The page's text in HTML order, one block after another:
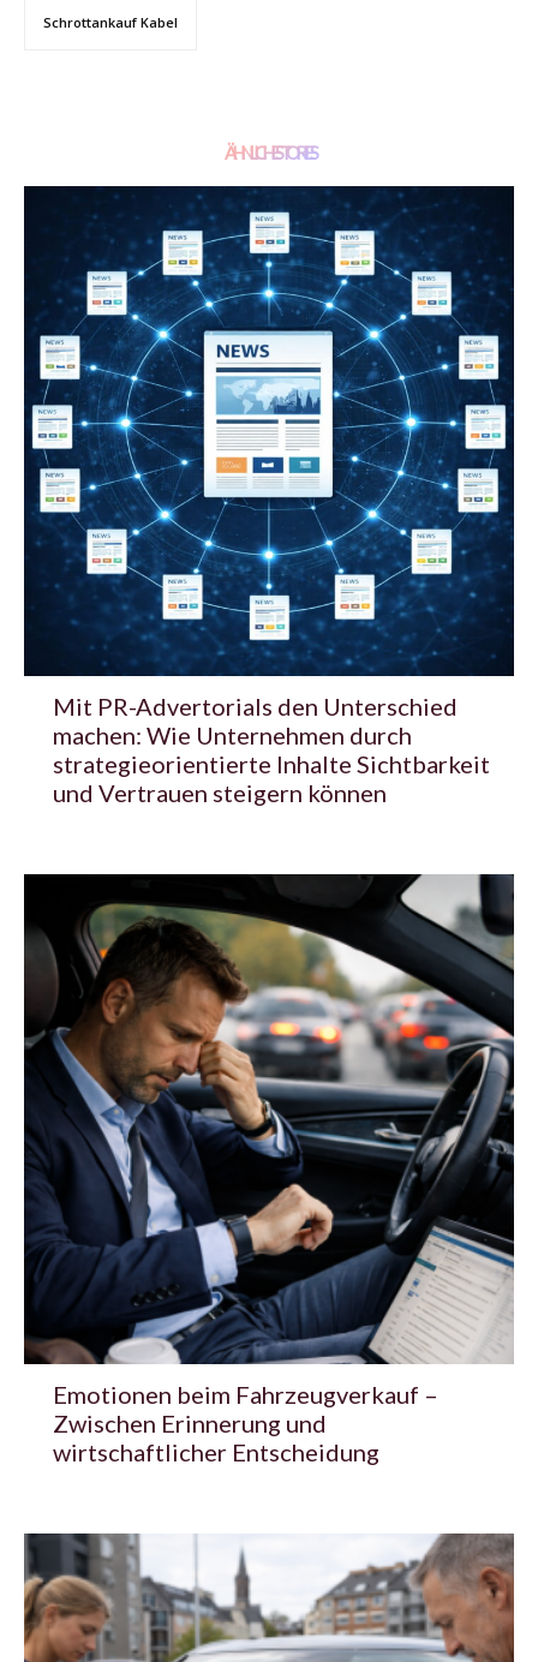
Schrottankauf Kabel
ÄHNLICHE STORIES
Mit PR-Advertorials den Unterschied
machen: Wie Unternehmen durch
strategieorientierte Inhalte Sichtbarkeit
und Vertrauen steigern können
Emotionen beim Fahrzeugverkauf –
Zwischen Erinnerung und
wirtschaftlicher Entscheidung